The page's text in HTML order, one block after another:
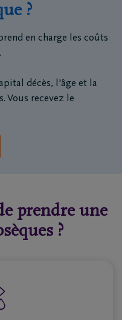
?
en charge les coûts
décès, l'âge et la
Vous recevez le
prendre une
?